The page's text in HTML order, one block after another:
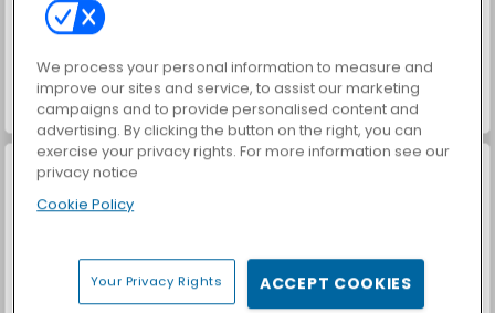
ASMR Makeover & Makeup Studio World War 2 Shooter
Casino World Farm Merge Valley
We process your personal information to measure and
improve our sites and service, to assist our marketing
campaigns and to provide personalised content and
advertising. By clicking the button on the right, you can
exercise your privacy rights. For more information see our
privacy notice
Cookie Policy
Your Privacy Rights ACCEPT COOKIES